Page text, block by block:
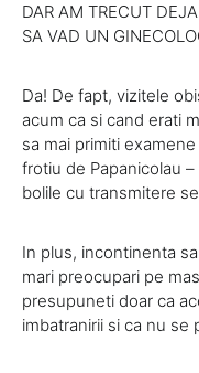
DAR AM TRECUT
SA VAD UN
Da! De fapt, vizitele
acum ca si cand erati
sa mai primiti
frotiu de Papanicolau
bolile cu transmitere
In plus, incontinenta
mari preocupari pe
presupuneti doar ca
imbatranirii si ca nu se